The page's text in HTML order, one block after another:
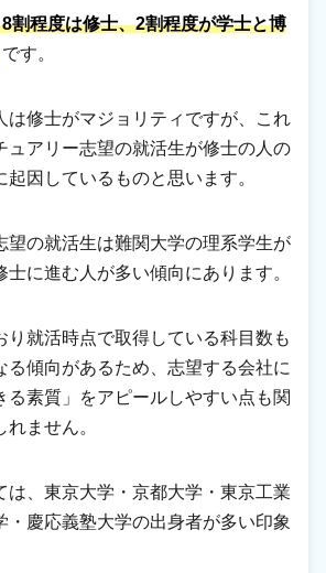
8割程度は修士、2割程度が学士と博
です。
は修士がマジョリティですが、これ
ュアリー志望の就活生が修士の人の
因しているものと思います。
望の就活生は難関大学の理系学生が
士に進む人が多い傾向にあります。
り就活時点で取得している科目数も
る傾向があるため、志望する会社に
る素質」をアピールしやすい点も関
ません。
は、東京大学・京都大学・東京工業
・慶応義塾大学の出身者が多い印象